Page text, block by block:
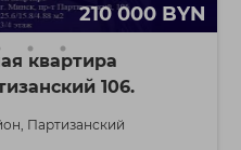
210 000 BYN
квартира
106.
Партизанский